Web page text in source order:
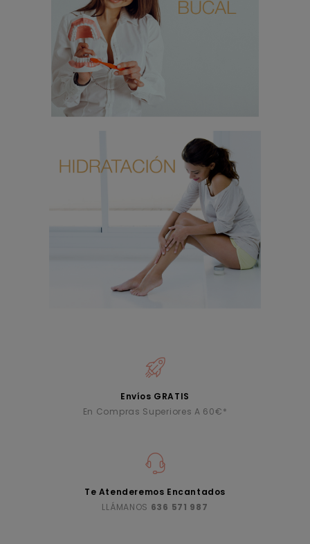
Envíos GRATIS
En Compras Superiores A 60€*
Te Atenderemos Encantados
LLÁMANOS 636 571 987